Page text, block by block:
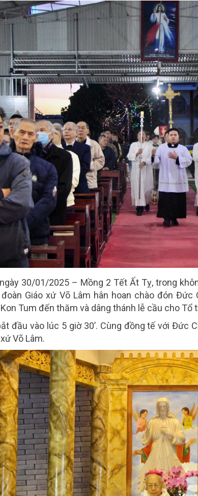
30/01/2025 – Mồng 2 Tết Ất Tỵ, trong
Giáo xứ Võ Lâm hân hoan chào đón Đức
Tum đến thăm và dâng thánh lễ cầu cho Tổ
đầu vào lúc 5 giờ 30’. Cùng đồng tế với Đức
Võ Lâm.